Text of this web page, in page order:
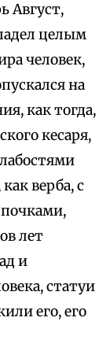
Август,
целым
человек,
на
как тогда,
кесаря,
верба, с
лет
и
статуи
его, его